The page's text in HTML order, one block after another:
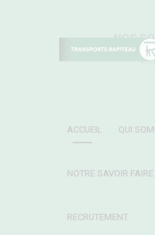
ACCUEIL QUI
NOTRE SAVOIR FAIRE
RECRUTEMENT
NOS